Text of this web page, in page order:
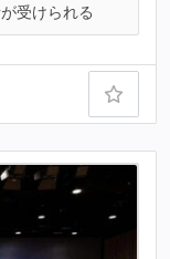
受けられる